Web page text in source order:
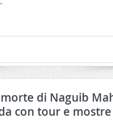
di Naguib
con tour e mostre